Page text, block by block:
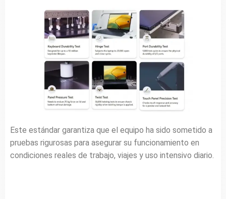
Este estándar garantiza que el equipo ha sido sometido a
pruebas rigurosas para asegurar su funcionamiento en
condiciones reales de trabajo, viajes y uso intensivo diario.